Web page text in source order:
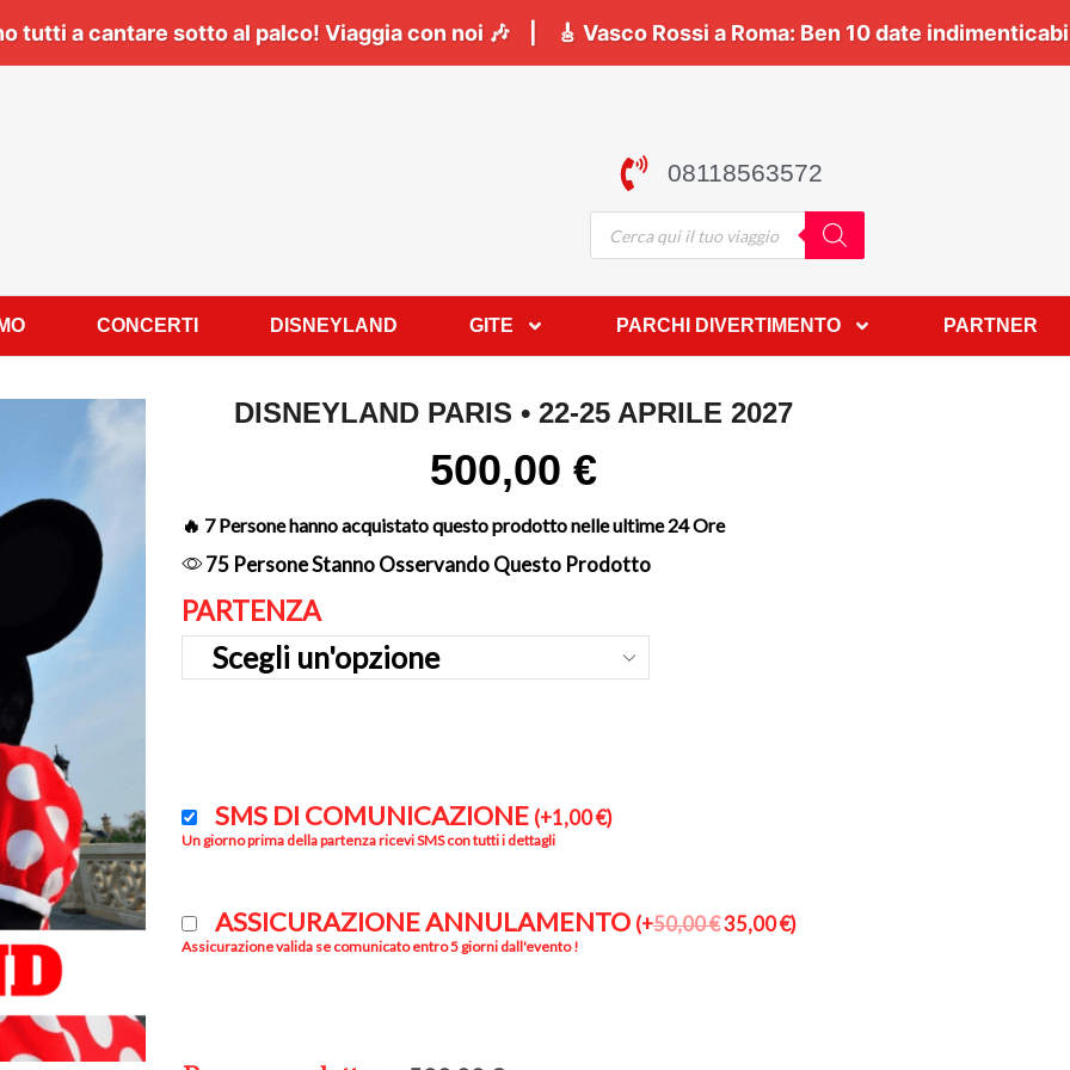
a Napoli:Il06 Giugno tutti a cantare sotto al palco! Viaggia con noi 🎶 | 🎸Vasco Rossi a Roma:
08118563572
CONCERTI DISNEYLAND GITE PARCHI DIVERTIMENTO PARTNER
DISNEYLAND PARIS • 22-25 APRILE 2027
500,00 €
🔥 7 Persone hanno acquistato questo prodotto nelle ultime 24 Ore
75 Persone Stanno Osservando Questo Prodotto
PARTENZA
SMS DI COMUNICAZIONE (+1,00€)
Un giorno prima della partenza ricevi SMS con tutti i dettagli
ASSICURAZIONE ANNULAMENTO (+50,00€35,00€)
Assicurazione valida se comunicato entro 5 giorni dall'evento !